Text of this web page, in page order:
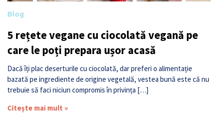
Blog
5 rețete vegane cu ciocolată vegană pe
care le poți prepara ușor acasă
Dacă îți plac deserturile cu ciocolată, dar preferi o alimentație
bazată pe ingrediente de origine vegetală, vestea bună este că nu
trebuie să faci niciun compromis în privința […]
Citește mai mult »